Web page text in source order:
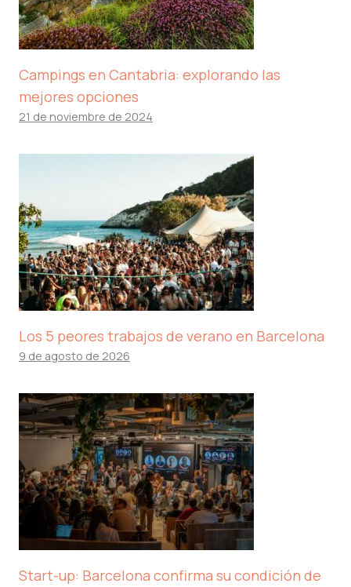
Campings en Cantabria: explorando las
mejores opciones
21 de noviembre de 2024
Los 5 peores trabajos de verano en Barcelona
9 de agosto de 2026
Start-up: Barcelona confirma su condición de